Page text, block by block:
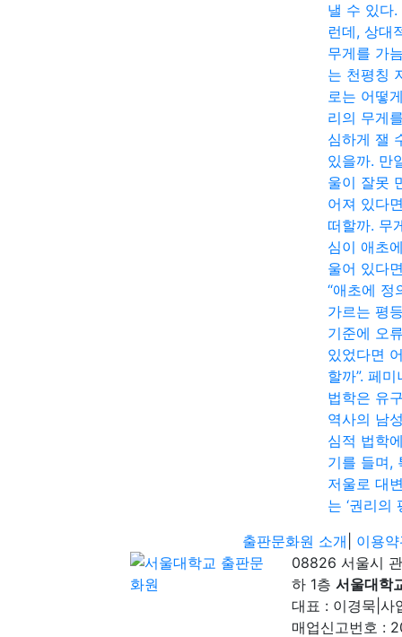
낼 수 있다.
런데, 상대
무게를 가
는 천평칭
로는 어떻
리의 무게
심하게 잴
있을까. 만
울이 잘못
어져 있다
떠할까. 무
심이 애초
울어 있다
“애초에 정
가르는 평
기준에 오
있었다면
할까”. 페미
법학은 유
역사의 남
심적 법학
기를 들며,
저울로 대
는 ‘권리의
출판문화원 소개
이용
08826 서울시
하 1층 서울대학
대표 : 이경묵 사
매업신고번호 :